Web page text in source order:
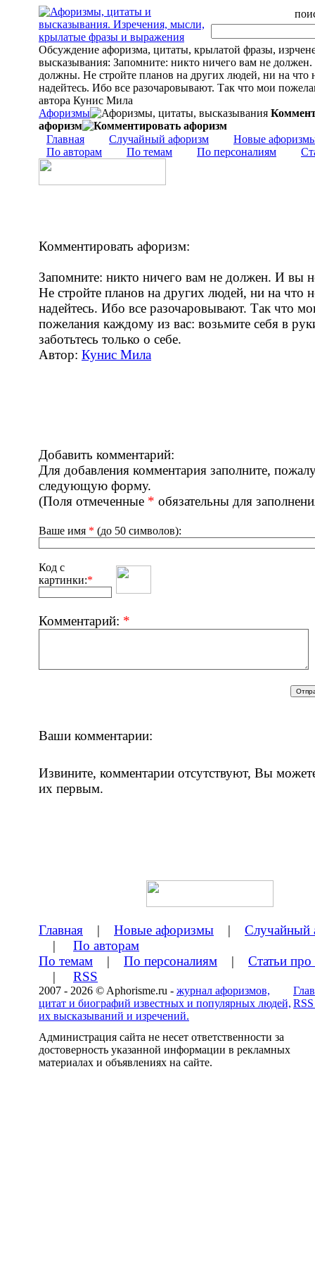
Обсуждение афоризма, цитаты, крылатой фразы,
высказывания: Запомните: никто ничего вам не
должны. Не стройте планов на других людей, ни на что
надейтесь. Ибо все разочаровывают. Так что мои
автора Кунис Мила
Афоризмы
афоризм
Главная
Случайный афоризм
Новые
По авторам
По темам По персоналиям
Комментировать афоризм:
Запомните: никто ничего вам не должен. И вы
Не стройте планов на других людей, ни на что
надейтесь. Ибо все разочаровывают. Так что
пожелания каждому из вас: возьмите себя в
заботьтесь только о себе.
Автор: Кунис Мила
Добавить комментарий:
Для добавления комментария заполните,
следующую форму.
(Поля отмеченные * обязательны для
Ваше имя * (до 50 символов):
Код с
картинки:*
Комментарий: *
Ваши комментарии:
Извините, комментарии отсутствуют, Вы
их первым.
Главная | Новые афоризмы | Случайный
| По авторам
По темам | По персоналиям | Статьи
| RSS
2007 - 2026 © Aphorisme.ru - журнал афоризмов,
цитат и биографий известных и популярных людей,
их высказываний и изречений.
Администрация сайта не несет ответственности за
достоверность указанной информации в рекламных
материалах и объявлениях на сайте.